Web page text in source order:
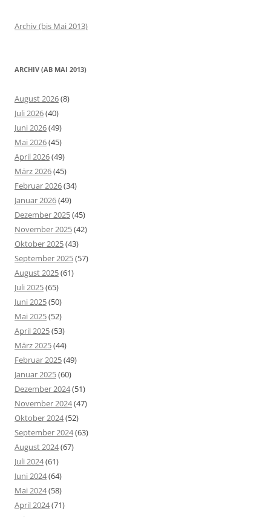
Archiv (bis Mai 2013)
ARCHIV (AB MAI 2013)
August 2026(8)
Juli 2026(40)
Juni 2026(49)
Mai 2026(45)
April 2026(49)
März 2026(45)
Februar 2026(34)
Januar 2026(49)
Dezember 2025(45)
November 2025(42)
Oktober 2025(43)
September 2025(57)
August 2025(61)
Juli 2025(65)
Juni 2025(50)
Mai 2025(52)
April 2025(53)
März 2025(44)
Februar 2025(49)
Januar 2025(60)
Dezember 2024(51)
November 2024(47)
Oktober 2024(52)
September 2024(63)
August 2024(67)
Juli 2024(61)
Juni 2024(64)
Mai 2024(58)
April 2024(71)